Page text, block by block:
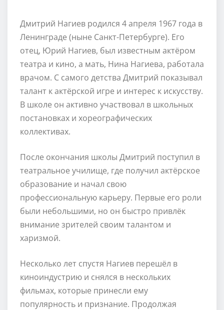
Дмитрий Нагиев родился 4 апреля 1967 года в
Ленинграде (ныне Санкт-Петербурге). Его
отец, Юрий Нагиев, был известным актёром
театра и кино, а мать, Нина Нагиева, работала
врачом. С самого детства Дмитрий показывал
талант к актёрской игре и интерес к искусству.
В школе он активно участвовал в школьных
постановках и хореографических
коллективах.
После окончания школы Дмитрий поступил в
театральное училище, где получил актёрское
образование и начал свою
профессиональную карьеру. Первые его роли
были небольшими, но он быстро привлёк
внимание зрителей своим талантом и
харизмой.
Несколько лет спустя Нагиев перешёл в
киноиндустрию и снялся в нескольких
фильмах, которые принесли ему
популярность и признание. Продолжая